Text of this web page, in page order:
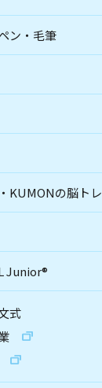
ン・毛筆
KUMONの脳トレ
Junior®
式